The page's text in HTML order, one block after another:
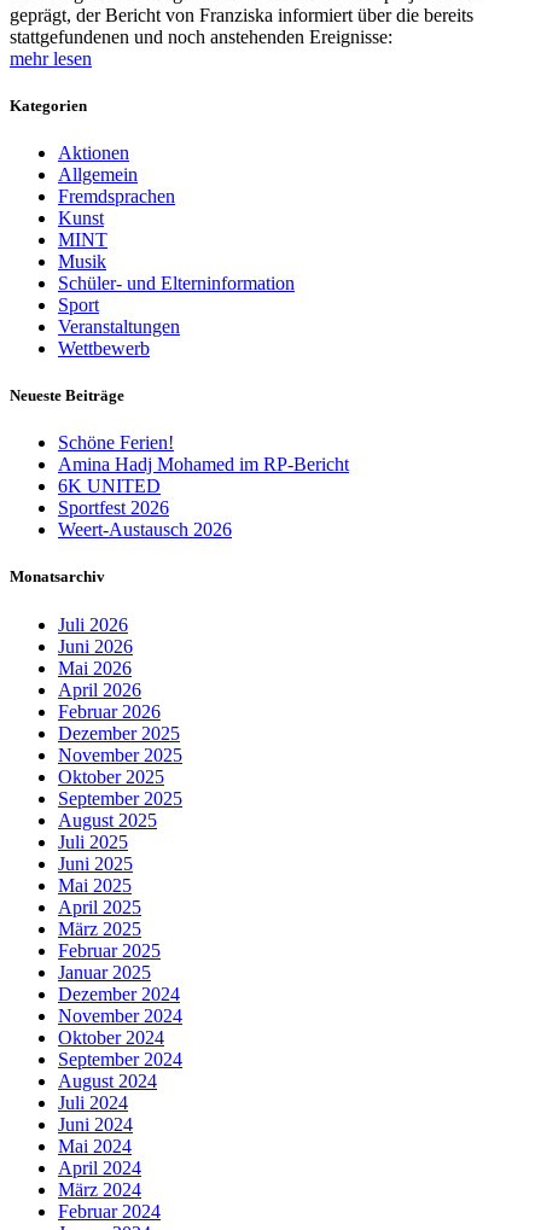
geprägt, der Bericht von Franziska informiert über die bereits
stattgefundenen und noch anstehenden Ereignisse:
mehr lesen
Kategorien
Aktionen
Allgemein
Fremdsprachen
Kunst
MINT
Musik
Schüler- und Elterninformation
Sport
Veranstaltungen
Wettbewerb
Neueste Beiträge
Schöne Ferien!
Amina Hadj Mohamed im RP-Bericht
6K UNITED
Sportfest 2026
Weert-Austausch 2026
Monatsarchiv
Juli 2026
Juni 2026
Mai 2026
April 2026
Februar 2026
Dezember 2025
November 2025
Oktober 2025
September 2025
August 2025
Juli 2025
Juni 2025
Mai 2025
April 2025
März 2025
Februar 2025
Januar 2025
Dezember 2024
November 2024
Oktober 2024
September 2024
August 2024
Juli 2024
Juni 2024
Mai 2024
April 2024
März 2024
Februar 2024